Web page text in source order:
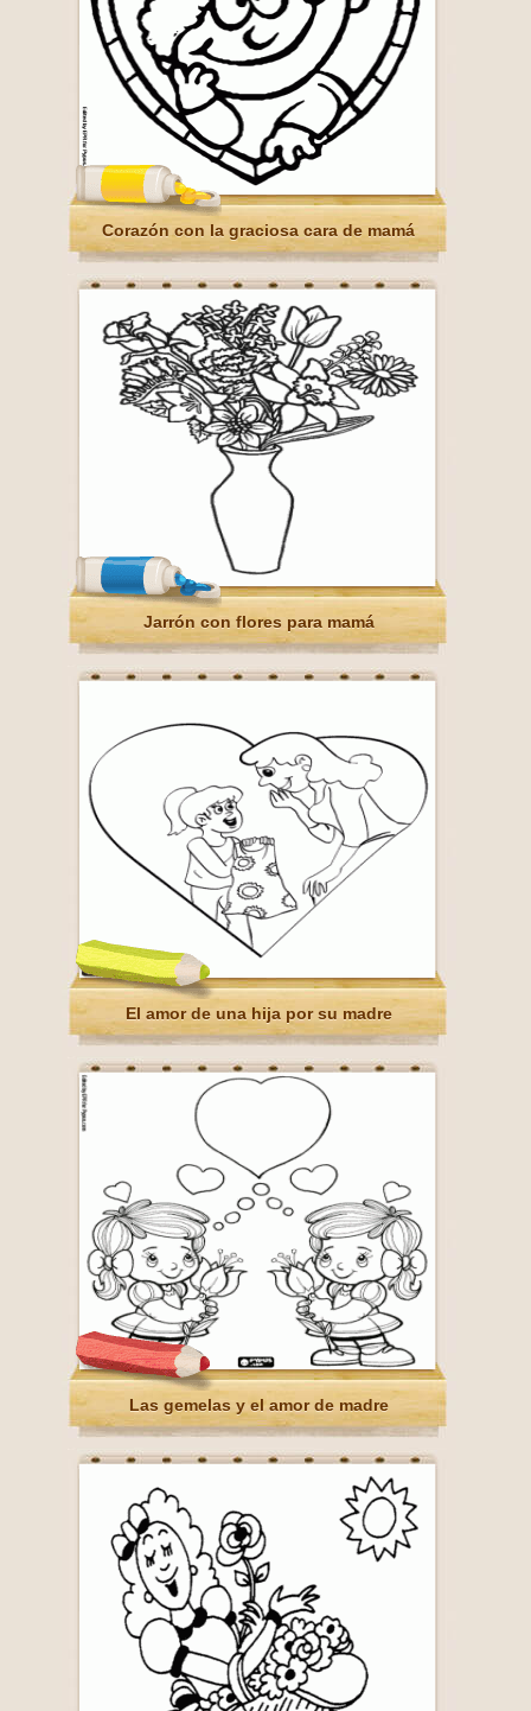
Corazón con la graciosa cara de mamá
Jarrón con flores para mamá
El amor de una hija por su madre
Las gemelas y el amor de madre